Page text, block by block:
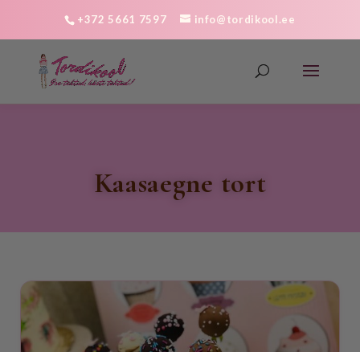
+372 5661 7597 info@tordikool.ee
kaasaegne tort